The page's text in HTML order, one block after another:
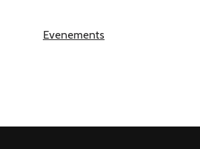
Evenements